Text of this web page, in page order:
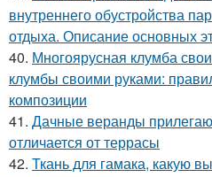
внутреннего обустройства
отдыха. Описание основных
40. Многоярусная клумба
клумбы своими руками:
композиции
41. Дачные веранды
отличается от террасы
42. Ткань для гамака, какую